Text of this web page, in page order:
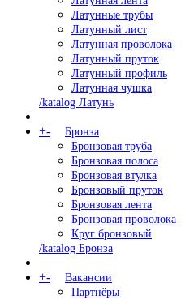
Латунные трубы
Латунный лист
Латунная проволока
Латунный пруток
Латунный профиль
Латунная чушка
/katalog Латунь
+-
Бронза
Бронзовая труба
Бронзовая полоса
Бронзовая втулка
Бронзовый пруток
Бронзовая лента
Бронзовая проволока
Круг бронзовый
/katalog Бронза
+-
Вакансии
Партнёры